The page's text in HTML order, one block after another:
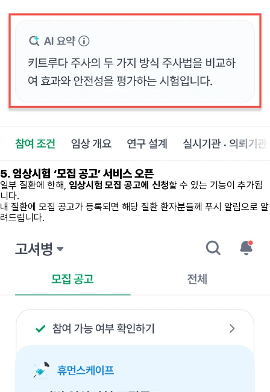
5. 임상시험 ‘모집 공고’ 서비스 오픈
일부 질환에 한해, 임상시험 모집 공고에 신청할 수 있는 기능이 추가됩
니다.
내 질환에 모집 공고가 등록되면 해당 질환 환자분들께 푸시 알림으로 알
려드립니다.